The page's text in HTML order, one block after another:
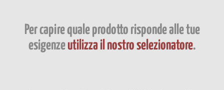
Per capire quale prodotto risponde alle tue
esigenzeutilizza il nostro selezionatore.